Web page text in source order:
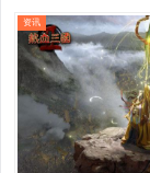
资讯